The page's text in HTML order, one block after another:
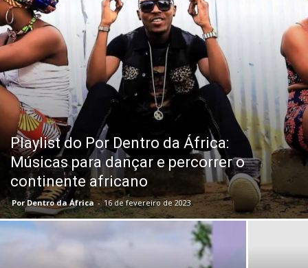
Playlist do Por Dentro da África:
Músicas para dançar e percorrer o
continente africano
Por Dentro da África - 16 de fevereiro de 2023